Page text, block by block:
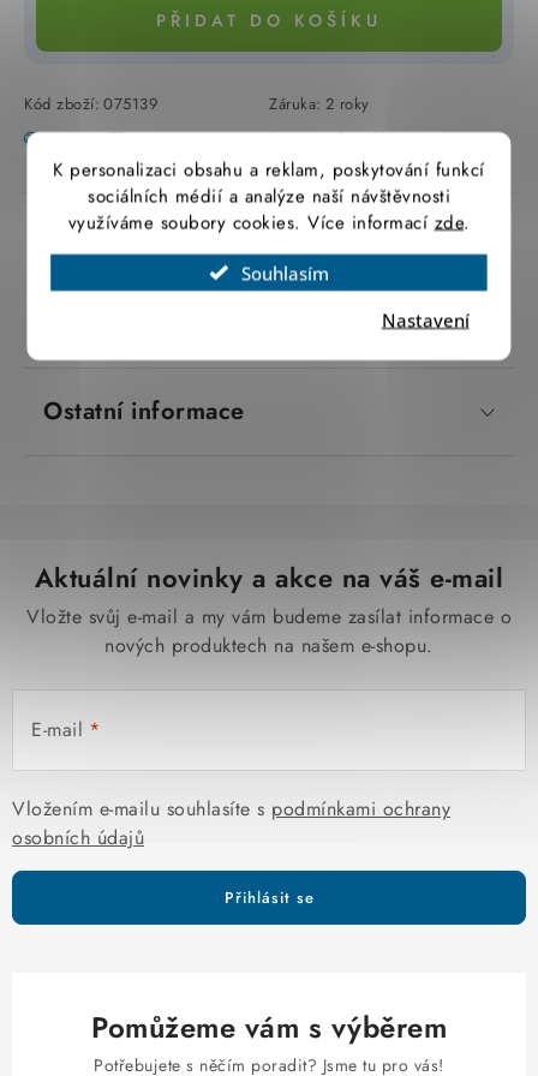
K personalizaci obsahu a reklam, poskytování funkcí
sociálních médií a analýze naší návštěvnosti
využíváme soubory cookies. Více informacízde.
Souhlasím
Nastavení
SVÍTIDLA technická
VÝPRODEJ
Položky bez zařazené kategorie dle výrobců
Otevírací doba výdejny
Obchodní podmínky
PŘIDAT DO KOŠÍKU
Kód zboží: 075139 Záruka: 2 roky
Tisk
Zeptat se Hlídat Sdílet
Popis produktu
Ostatní informace
Aktuální novinky a akce na váš e-mail
Vložte svůj e-mail a my vám budeme zasílat informace o
nových produktech na našem e-shopu.
E-mail
Vložením e-mailu souhlasíte s podmínkami ochrany
osobních údajů
Přihlásit se
Pomůžeme vám s výběrem
Potřebujete s něčím poradit? Jsme tu pro vás!